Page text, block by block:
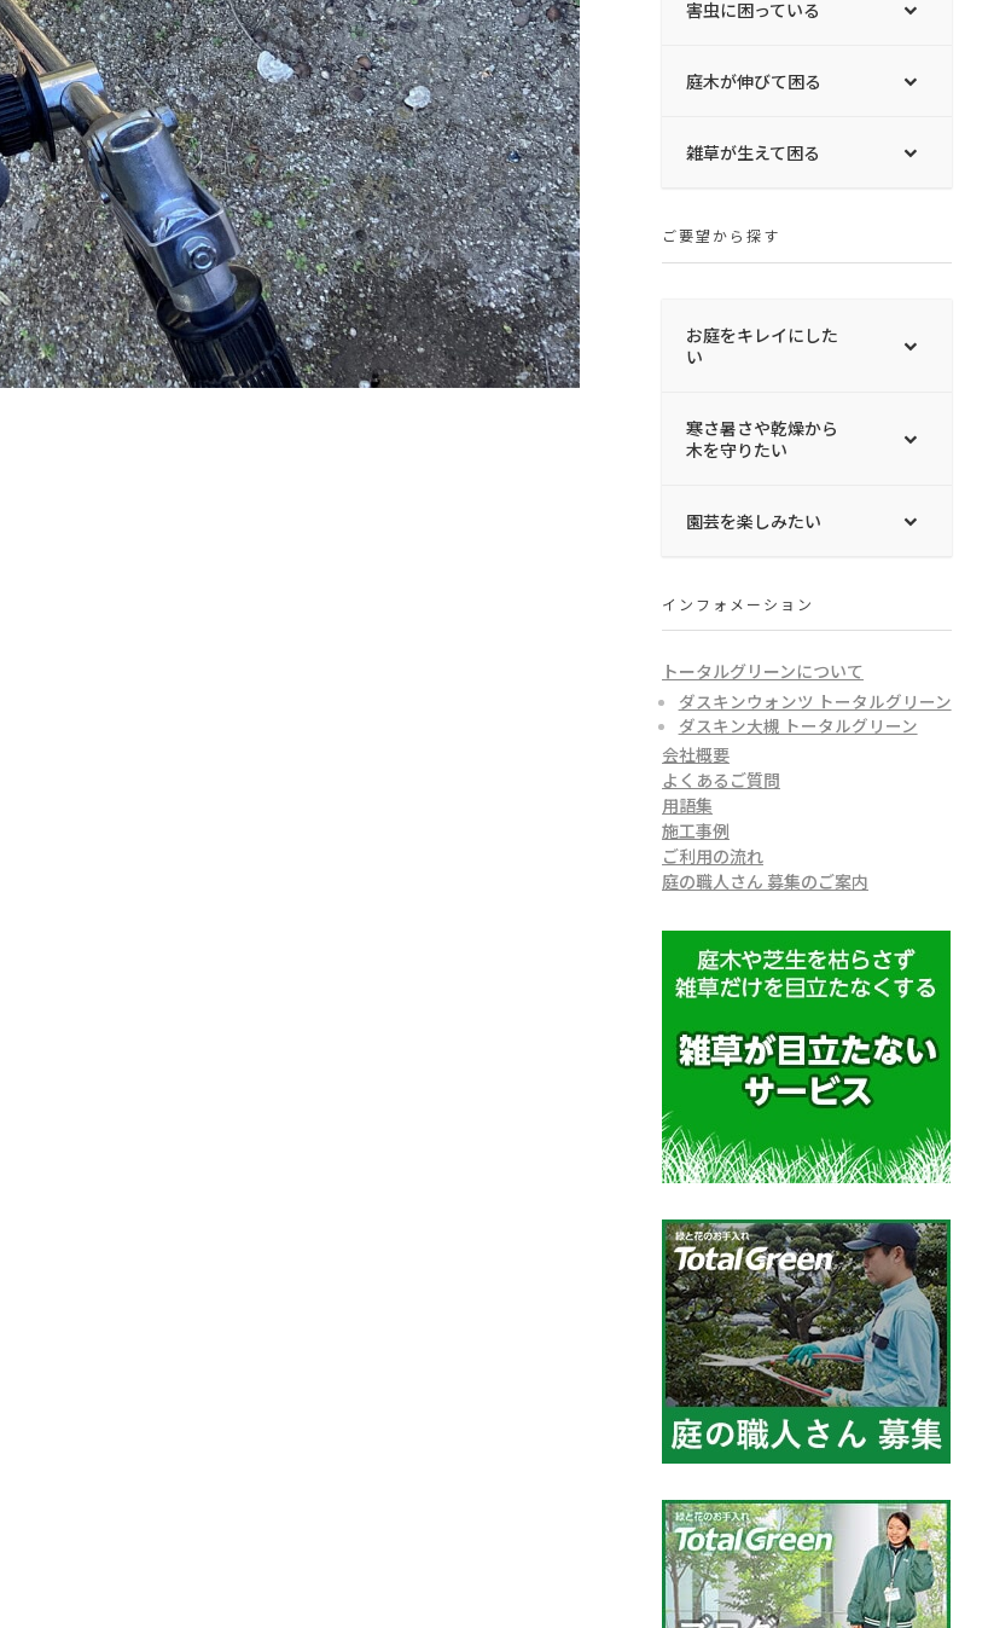
害虫に困っている
庭木が伸びて困る
雑草が生えて困る
ご要望から探す
お庭をキレイにした
い
寒さ暑さや乾燥から
木を守りたい
園芸を楽しみたい
インフォメーション
トータルグリーンについて
ダスキンウォンツ トータルグリーン
ダスキン大槻 トータルグリーン
会社概要
よくあるご質問
用語集
施工事例
ご利用の流れ
庭の職人さん 募集のご案内